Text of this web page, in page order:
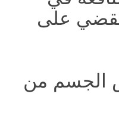
على
الجسم من